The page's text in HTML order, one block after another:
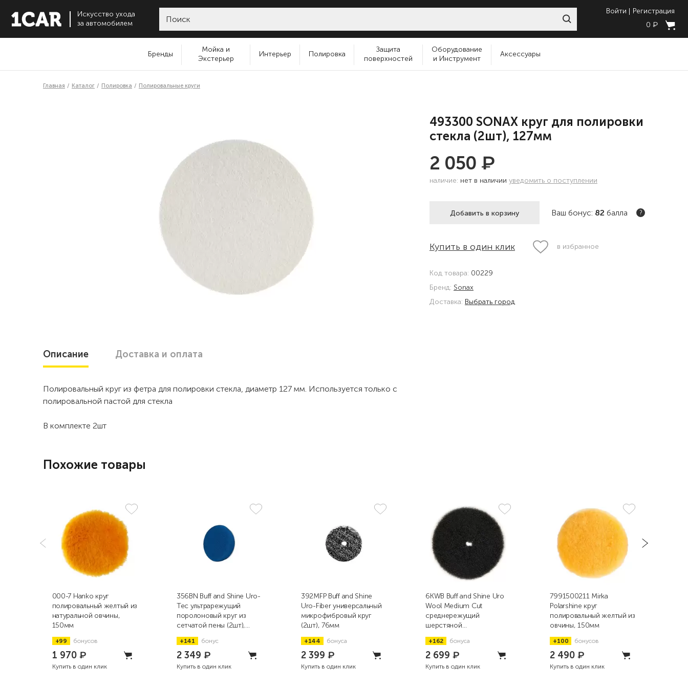
Искусство ухода
за автомобилем
Войти
Регистрация
0 ₽
Бренды
Мойка и
Экстерьер
Интерьер Полировка
Защита
поверхностей
Оборудование
и Инструмент
Аксессуары
Главная Каталог Полировка Полировальные круги
493300 SONAX круг для полировки
стекла (2шт), 127мм
2 050 ₽
наличие: нет в наличии уведомить о поступлении
Добавить в корзину Ваш бонус: 82 балла ?
Купить в один клик в избранное
Код товара: 00229
Бренд: Sonax
Доставка: Выбрать город
Описание Доставка и оплата
Полировальный круг из фетра для полировки стекла, диаметр 127 мм. Используется только с
полировальной пастой для стекла
В комплекте 2шт
Похожие товары
000-7 Hanko круг
полировальный желтый из
натуральной овчины,
150мм
+99 бонусов
1 970 ₽
Купить в один клик
356BN Buff and Shine Uro-
Tec ультрарежущий
поролоновый круг из
сетчатой пены (2шт),
76мм
+141 бонус
2 349 ₽
Купить в один клик
392MFP Buff and Shine
Uro-Fiber универсальный
микрофибровый круг
(2шт), 76мм
+144 бонуса
2 399 ₽
Купить в один клик
6KWB Buff and Shine Uro
Wool Medium Cut
среднережущий
шерстяной
коротковорсный круг,
152мм
+162 бонуса
2 699₽
Купить в один клик
7991500211 Mirka
Polarshine круг
полировальный желтый из
овчины, 150мм
+100 бонусов
2 490₽
Купить в один клик